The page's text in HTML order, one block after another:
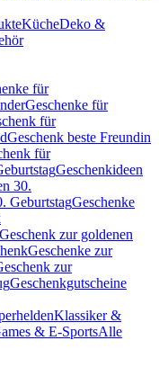
KücheDeko &
für
Geschenke für
für
Geschenk beste Freundin
für
Geschenkideen
30.
GeburtstagGeschenke
Geschenk zur goldenen
Geschenke zur
zur
Geschenkgutscheine
Klassiker &
& E-SportsAlle